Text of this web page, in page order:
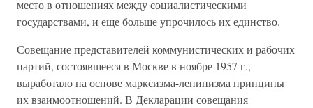
место в отношениях между социалистическими
государствами, и еще больше упрочилось их единство.
Совещание представителей коммунистических и рабочих
партий, состоявшееся в Москве в ноябре 1957 г.,
выработало на основе марксизма-ленинизма принципы
их взаимоотношений. В Декларации совещания